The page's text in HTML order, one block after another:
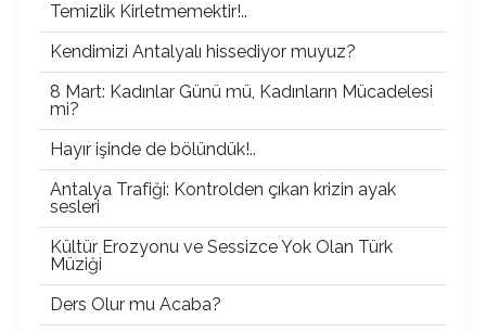
Temizlik Kirletmemektir!..
Kendimizi Antalyalı hissediyor muyuz?
8 Mart: Kadınlar Günü mü, Kadınların Mücadelesi
mi?
Hayır işinde de bölündük!..
Antalya Trafiği: Kontrolden çıkan krizin ayak
sesleri
Kültür Erozyonu ve Sessizce Yok Olan Türk
Müziği
Ders Olur mu Acaba?